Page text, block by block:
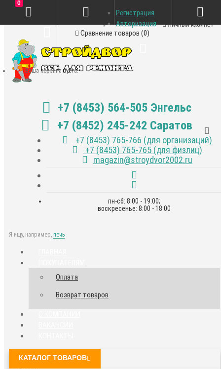
Личный кабинет
Закладки (0)
Сравнение товаров (0)
+7 (8453) 564-505 Энгельс
+7 (8452) 245-242 Саратов
+7 (8453) 765-766 (для организаций)
+7 (8453) 765-765 (для физлиц)
magazin@stroydvor2002.ru
пн-сб: 8:00 - 19:00;
воскресенье: 8:00 - 18:00
Я ищу, например, печь
Регистрация
Авторизация
0
Ваша корзина пуста!
Оплата
Возврат товаров
КАТАЛОГ ТОВАРОВ